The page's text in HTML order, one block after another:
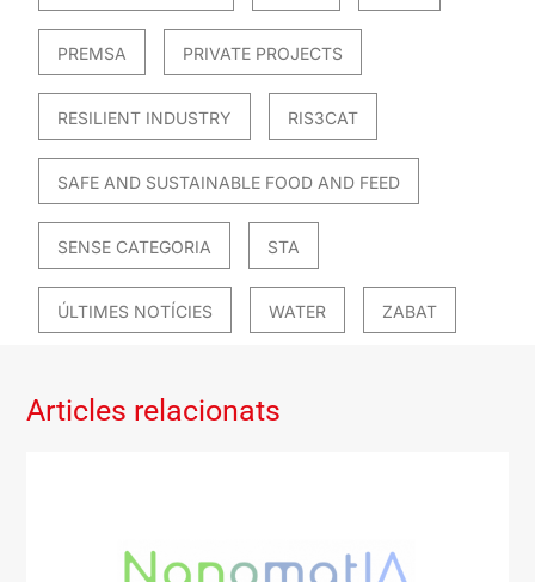
PREMSA PRIVATE PROJECTS
RESILIENT INDUSTRY RIS3CAT
SAFE AND SUSTAINABLE FOOD AND FEED
SENSE CATEGORIA STA
ÚLTIMES NOTÍCIES WATER ZABAT
Articles relacionats